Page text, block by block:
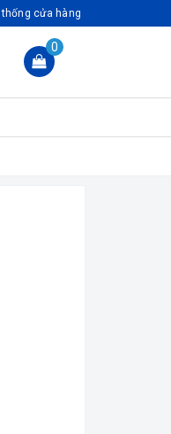
thống cửa hàng
0